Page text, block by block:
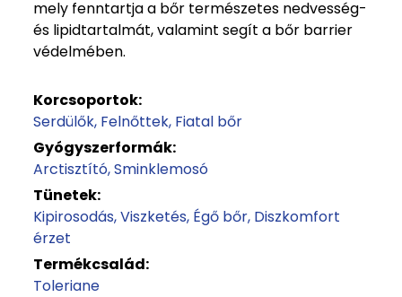
mely fenntartja a bőr természetes nedvesség-
és lipidtartalmát, valamint segít a bőr barrier
védelmében.
Korcsoportok:
Serdülők Felnőttek Fiatal bőr
Gyógyszerformák:
Arctisztító Sminklemosó
Tünetek:
Kipirosodás Viszketés Égő bőr Diszkomfort
érzet
Termékcsalád:
Toleriane